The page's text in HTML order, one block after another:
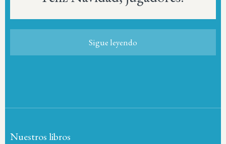
Sigue leyendo
Nuestros libros